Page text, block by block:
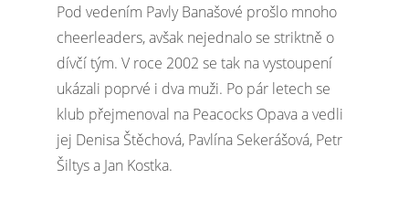
Pod vedením Pavly Banašové prošlo mnoho
cheerleaders, avšak nejednalo se striktně o
dívčí tým. V roce 2002 se tak na vystoupení
ukázali poprvé i dva muži. Po pár letech se
klub přejmenoval na Peacocks Opava a vedli
jej Denisa Štěchová, Pavlína Sekerášová, Petr
Šiltys a Jan Kostka.